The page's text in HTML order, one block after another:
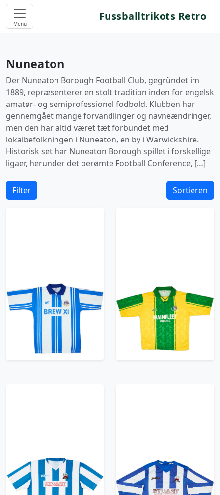
Menu
Fussballtrikots Retro
Nuneaton
Der Nuneaton Borough Football Club, gegründet im
1889, repræsenterer en stolt tradition inden for engelsk
amatør- og semiprofessionel fodbold. Klubben har
gennemgået mange forvandlinger og navneændringer,
men den har altid været tæt forbundet med
lokalbefolkningen i Nuneaton, en by i Warwickshire.
Historisk set har Nuneaton Borough spillet i forskellige
ligaer, herunder det berømte Football Conference, […]
Filter Sortieren
1995-96 Nuneaton
Home Shirt - 8/10 - (L)
107.99£ · ca. €127
Trikot kaufen
1997-98 Nuneaton
Borough Away Shirt -
8/10 - (XL)
107.99£ · ca. €127
Trikot kaufen
2007-08 Nuneaton
Borough Home Shirt -
7/10 - (L/XL)
2011-12 Nuneaton
Town Match Issue
Home L/S Shirt #9